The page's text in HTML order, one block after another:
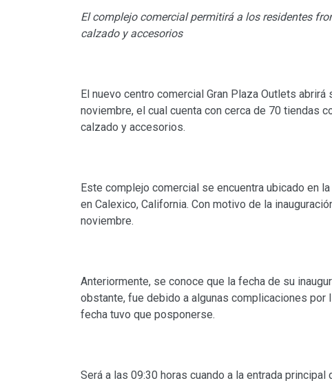
El complejo comercial permitirá a los residentes
calzado y accesorios
El nuevo centro comercial Gran Plaza Outlets
noviembre, el cual cuenta con cerca de 70 tiendas
calzado y accesorios.
Este complejo comercial se encuentra ubicado en
en Calexico, California. Con motivo de la
noviembre.
Anteriormente, se conoce que la fecha de su
obstante, fue debido a algunas complicaciones
fecha tuvo que posponerse.
Será a las 09:30 horas cuando a la entrada